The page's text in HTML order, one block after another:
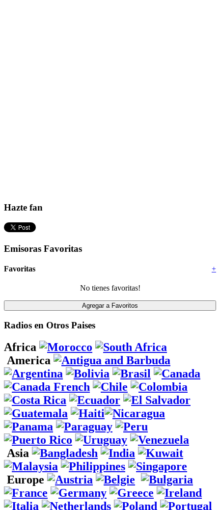
Hazte fan
Emisoras Favoritas
+
Favoritas
No tienes favoritas!
Radios en Otros Paises
Africa
America
Asia
Europe